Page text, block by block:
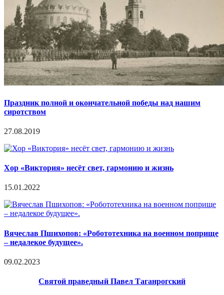
Праздник полной и окончательной победы над нашим
сиротством
27.08.2019
Хор «Виктория» несёт свет, гармонию и жизнь
15.01.2022
Вячеслав Пшихопов: «Робототехника на военном поприще
– недалекое будущее».
09.02.2023
Святой праведный Павел Таганрогский